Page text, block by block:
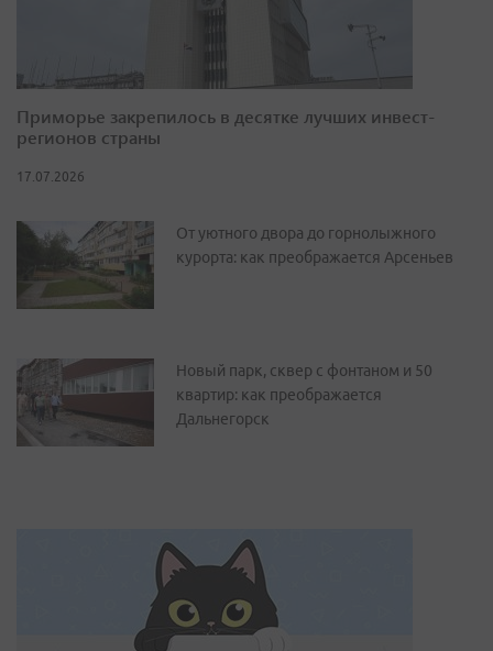
Приморье закрепилось в десятке лучших инвест-
регионов страны
17.07.2026
От уютного двора до горнолыжного
курорта: как преображается Арсеньев
Новый парк, сквер с фонтаном и 50
квартир: как преображается
Дальнегорск